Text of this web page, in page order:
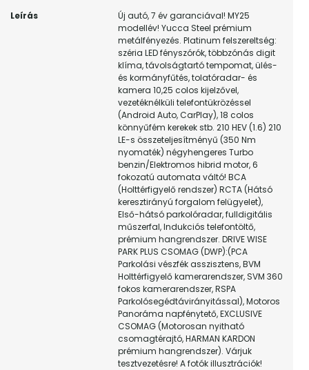
Leírás
Új autó, 7 év garanciával! MY25
modellév! Yucca Steel prémium
metálfényezés. Platinum felszereltség:
széria LED fényszórók, többzónás digit
klíma, távolságtartó tempomat, ülés-
és kormányfűtés, tolatóradar- és
kamera 10,25 colos kijelzővel,
vezetéknélküli telefontükrözéssel
(Android Auto, CarPlay), 18 colos
könnyűfém kerekek stb. 210 HEV (1.6) 210
LE-s összeteljesítményű (350 Nm
nyomaték) négyhengeres Turbo
benzin/Elektromos hibrid motor, 6
fokozatú automata váltó! BCA
(Holttérfigyelő rendszer) RCTA (Hátsó
keresztirányú forgalom felügyelet),
Első-hátsó parkolóradar, fulldigitális
műszerfal, Indukciós telefontöltő,
prémium hangrendszer. DRIVE WISE
PARK PLUS CSOMAG (DWP):(PCA
Parkolási vészfék asszisztens, BVM
Holttérfigyelő kamerarendszer, SVM 360
fokos kamerarendszer, RSPA
Parkolósegédtávirányitással), Motoros
Panoráma napfénytető, EXCLUSIVE
CSOMAG (Motorosan nyitható
csomagtérajtó, HARMAN KARDON
prémium hangrendszer). Várjuk
tesztvezetésre! A fotók illusztrációk!